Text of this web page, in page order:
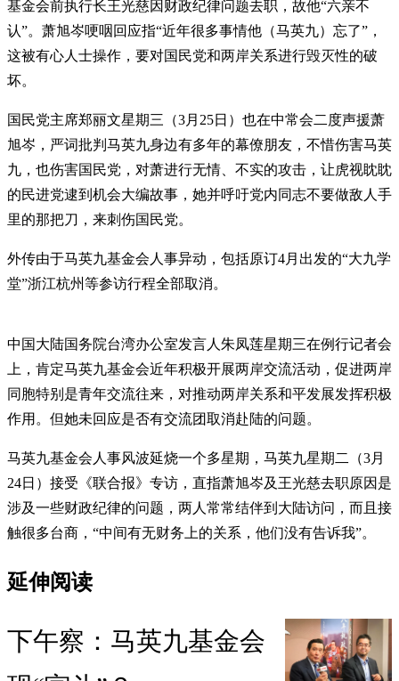
基金会前执行长王光慈因财政纪律问题去职，故他“六亲不
认”。萧旭岑哽咽回应指“近年很多事情他（马英九）忘了”，
这被有心人士操作，要对国民党和两岸关系进行毁灭性的破
坏。
国民党主席郑丽文星期三（3月25日）也在中常会二度声援萧
旭岑，严词批判马英九身边有多年的幕僚朋友，不惜伤害马英
九，也伤害国民党，对萧进行无情、不实的攻击，让虎视眈眈
的民进党逮到机会大编故事，她并呼吁党内同志不要做敌人手
里的那把刀，来刺伤国民党。
外传由于马英九基金会人事异动，包括原订4月出发的“大九学
堂”浙江杭州等参访行程全部取消。
中国大陆国务院台湾办公室发言人朱凤莲星期三在例行记者会
上，肯定马英九基金会近年积极开展两岸交流活动，促进两岸
同胞特别是青年交流往来，对推动两岸关系和平发展发挥积极
作用。但她未回应是否有交流团取消赴陆的问题。
马英九基金会人事风波延烧一个多星期，马英九星期二（3月
24日）接受《联合报》专访，直指萧旭岑及王光慈去职原因是
涉及一些财政纪律的问题，两人常常结伴到大陆访问，而且接
触很多台商，“中间有无财务上的关系，他们没有告诉我”。
延伸阅读
下午察：马英九基金会